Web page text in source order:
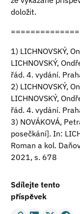
doložit.
==============
1) LICHNOVSKÝ,
LICHNOVSKÝ,
řád. 4. vydání.
2) LICHNOVSKÝ,
LICHNOVSKÝ,
řád. 4. vydání.
3) NOVÁKOVÁ,
posečkání]. In:
Roman a kol.
2021, s. 678
Sdílejte tento
příspěvek